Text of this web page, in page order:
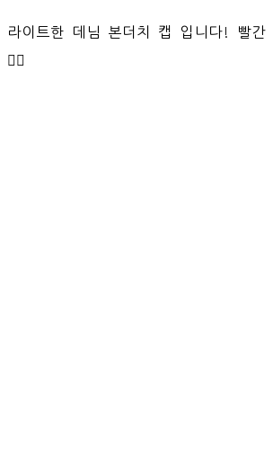
라이트한 데님 본더치 캡 입니다! 빨